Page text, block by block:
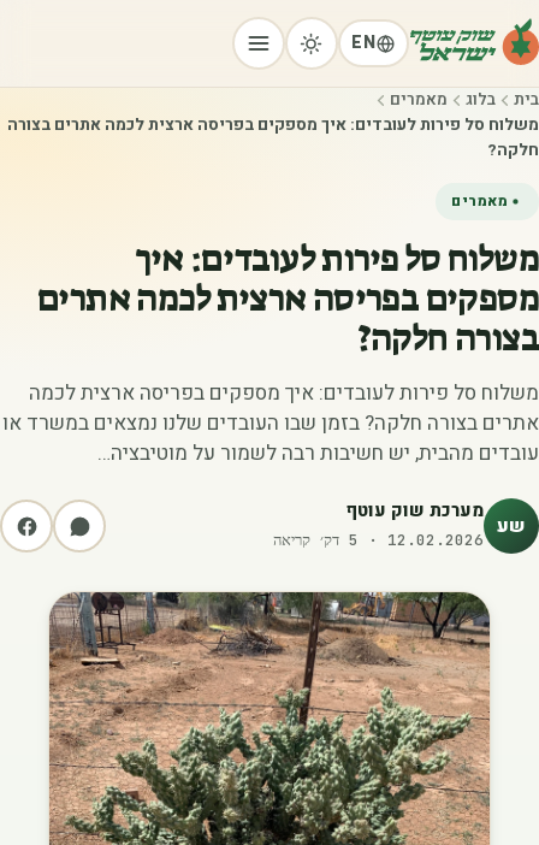
EN
בית בלוג
מאמרים
משלוח סל פירות לעובדים: איך מספקים בפריסה ארצית לכמה אתרים בצורה
חלקה?
מאמרים
משלוח סל פירות לעובדים: איך
מספקים בפריסה ארצית לכמה אתרים
בצורה חלקה?
משלוח סל פירות לעובדים: איך מספקים בפריסה ארצית לכמה
אתרים בצורה חלקה? בזמן שבו העובדים שלנו נמצאים במשרד או
עובדים מהבית, יש חשיבות רבה לשמור על מוטיבציה…
שע מערכת שוק עוטף
12.02.2026
·
5 דק׳ קריאה